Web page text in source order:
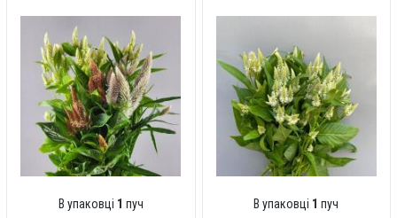
В упаковці 1 пуч В упаковці 1 пуч